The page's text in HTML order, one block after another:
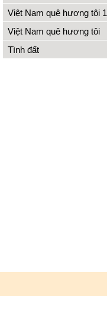
Việt Nam quê hương tôi 1
Việt Nam quê hương tôi
Tình đất